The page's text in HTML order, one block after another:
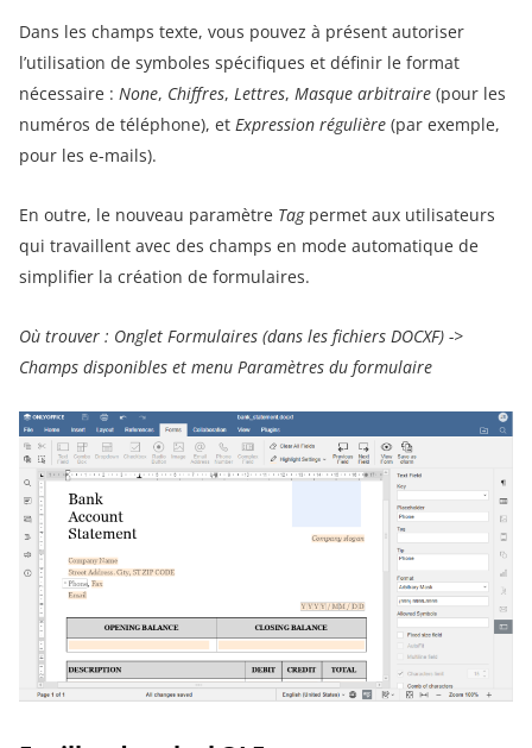
Dans les champs texte, vous pouvez à présent autoriser
l’utilisation de symboles spécifiques et définir le format
nécessaire : None, Chiffres, Lettres, Masque arbitraire (pour les
numéros de téléphone), et Expression régulière (par exemple,
pour les e-mails).
En outre, le nouveau paramètre Tagpermet aux utilisateurs
qui travaillent avec des champs en mode automatique de
simplifier la création de formulaires.
Où trouver : Onglet Formulaires (dans les fichiers DOCXF) ->
Champs disponibles et menu Paramètres du formulaire